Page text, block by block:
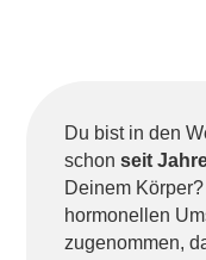
Du bist in den
schonseit
Deinem
hormonellen
zugenommen,